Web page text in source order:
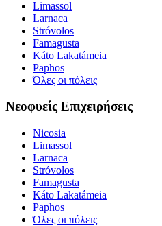
Limassol
Larnaca
Stróvolos
Famagusta
Káto Lakatámeia
Paphos
Όλες οι πόλεις
Νεοφυείς Επιχειρήσεις
Nicosia
Limassol
Larnaca
Stróvolos
Famagusta
Káto Lakatámeia
Paphos
Όλες οι πόλεις